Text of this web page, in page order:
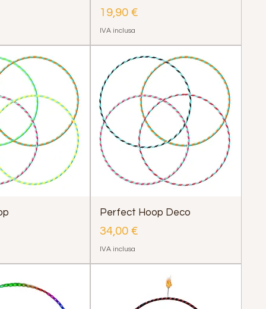
Prezzo
19,90 €
IVA inclusa
Perfect Hoop Deco
Prezzo
34,00 €
IVA inclusa